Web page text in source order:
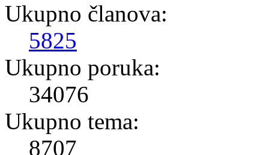
Ukupno članova:
5825
Ukupno poruka:
34076
Ukupno tema:
8707